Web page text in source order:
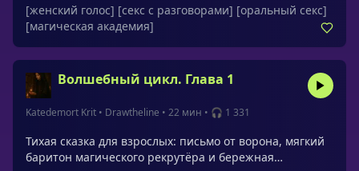
пространство прожить фантазию. Она сама задаёт
правила, пробует «что если…» и принимает
удовольствие как часть своей магии — свободно и без
вины.
[женский голос] [секс с разговорами] [оральный секс]
[магическая академия]
Волшебный цикл. Глава 1
Katedemort Krit • Drawtheline • 22 мин • 🎧 1 331
Тихая сказка для взрослых: письмо от ворона, мягкий
баритон магического рекрутёра и бережная